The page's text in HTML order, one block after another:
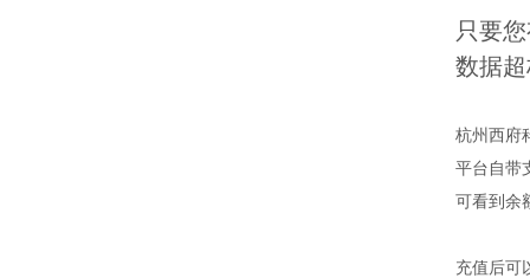
只要
数据
杭州西府
平台自带
可看到余
充值后可